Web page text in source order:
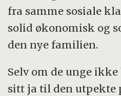
fra samme sosiale
solid økonomisk og
den nye familien.
Selv om de unge
sitt ja til den utpekte